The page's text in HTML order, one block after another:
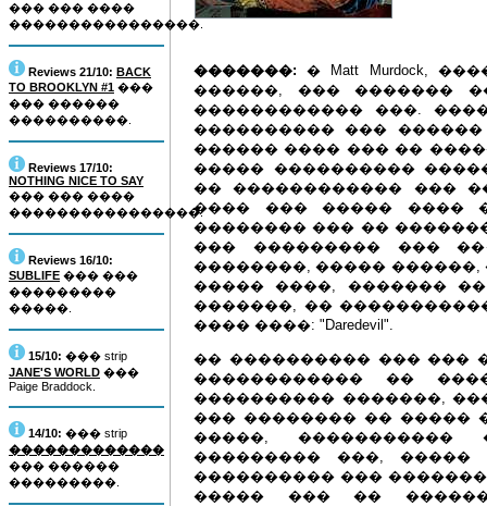
��� ��� ����
����������������.
Reviews 21/10: BACK
TO BROOKLYN #1 ���
��� ������
����������.
Reviews 17/10:
NOTHING NICE TO SAY
��� ��� ����
����������������.
Reviews 16/10:
SUBLIFE ��� ���
���������
�����.
15/10: ��� strip
JANE'S WORLD ���
Paige Braddock.
14/10: ��� strip
�������������
��� ������
���������.
�������: � Matt Murdock,
������, ��� �������
������������ ���.
���������� ���
������ ���� ��� ��
����� ����������
�� ������������ ���
���� ��� ����� ����
�������� ��� ��
��� ��������� ���
��������, �����
����� ����, �������
�������, ��
���� ����: "Daredevil".
�� ���������� ��� ���
������������ ��
���������� �������,
��� �������� �� �����
�����,
��������� ���, �����
���������� ���
����� ��� ��